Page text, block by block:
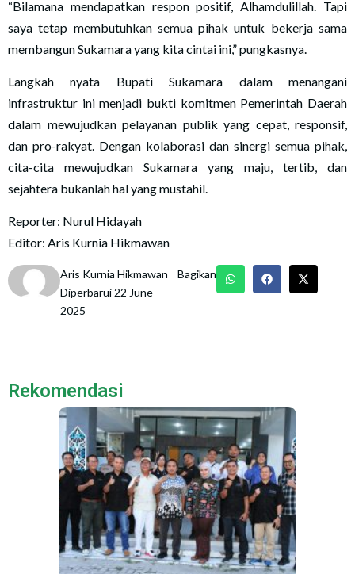
“Bilamana mendapatkan respon positif, Alhamdulillah. Tapi
saya tetap membutuhkan semua pihak untuk bekerja sama
membangun Sukamara yang kita cintai ini,” pungkasnya.
Langkah nyata Bupati Sukamara dalam menangani
infrastruktur ini menjadi bukti komitmen Pemerintah Daerah
dalam mewujudkan pelayanan publik yang cepat, responsif,
dan pro-rakyat. Dengan kolaborasi dan sinergi semua pihak,
cita-cita mewujudkan Sukamara yang maju, tertib, dan
sejahtera bukanlah hal yang mustahil.
Reporter: Nurul Hidayah
Editor: Aris Kurnia Hikmawan
Aris Kurnia Hikmawan
Diperbarui 22 June
2025
Bagikan
Rekomendasi